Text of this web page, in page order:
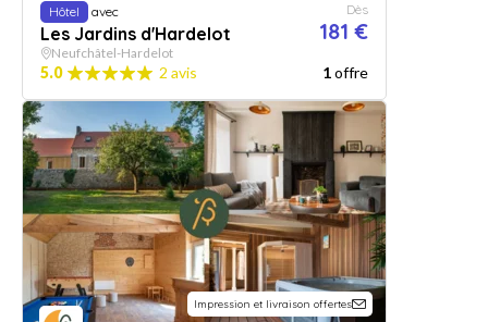
Hôtel avec
Les Jardins d'Hardelot
Dès
181 €
Neufchâtel-Hardelot
5.0 2 avis 1offre
Impression et livraison offertes